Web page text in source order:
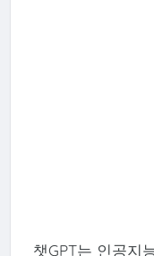
챗GPT는 인공지